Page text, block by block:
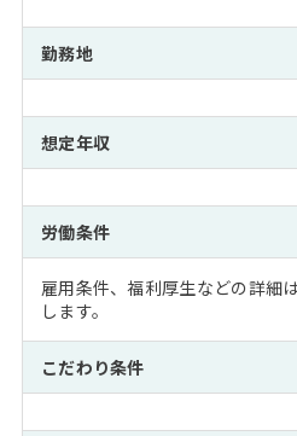
勤務地
想定年収
労働条件
雇用条件、福利厚生などの詳細
します。
こだわり条件